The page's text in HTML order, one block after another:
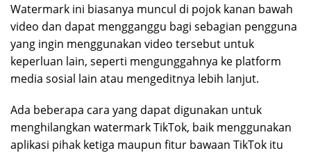
Watermark ini biasanya muncul di pojok kanan bawah
video dan dapat mengganggu bagi sebagian pengguna
yang ingin menggunakan video tersebut untuk
keperluan lain, seperti mengunggahnya ke platform
media sosial lain atau mengeditnya lebih lanjut.
Ada beberapa cara yang dapat digunakan untuk
menghilangkan watermark TikTok, baik menggunakan
aplikasi pihak ketiga maupun fitur bawaan TikTok itu